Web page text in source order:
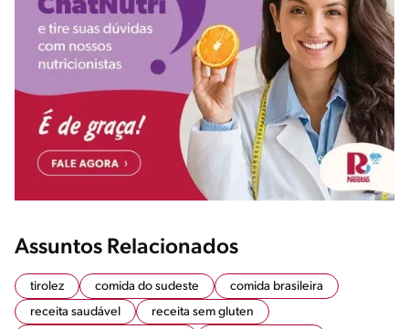
Assuntos Relacionados
tirolez comida do sudeste
comida brasileira
receita saudável
receita sem gluten